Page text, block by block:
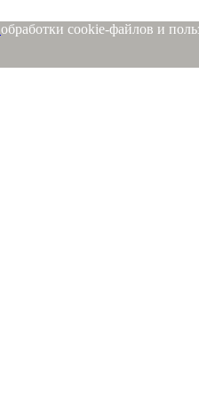
обработки cookie-файлов и